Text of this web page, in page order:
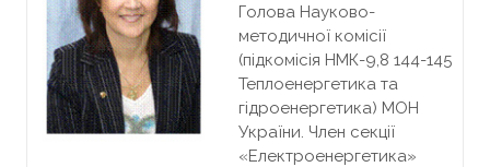
Голова Науково-
методичної комісії
(підкомісія НМК-9,8 144-145
Теплоенергетика та
гідроенергетика) МОН
України. Член секції
«Електроенергетика»